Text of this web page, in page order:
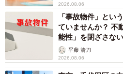
りだなと思いました。今度もう一
うかなと思います（笑）。
◇ ◇
SNSユーザー達からなど数々の
2026.08.06
「事故物件」とい
ていませんか？ 不
能性」を閉ざさな
平藤 清刀
2026.08.06